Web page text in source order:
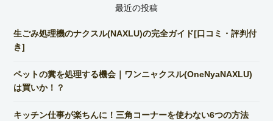
最近の投稿
生ごみ処理機のナクスル(NAXLU)の完全ガイド[口コミ・評判付
き]
ペットの糞を処理する機会｜ワンニャクスル(OneNyaNAXLU)
は買いか！？
キッチン仕事が楽ちんに！三角コーナーを使わない6つの方法